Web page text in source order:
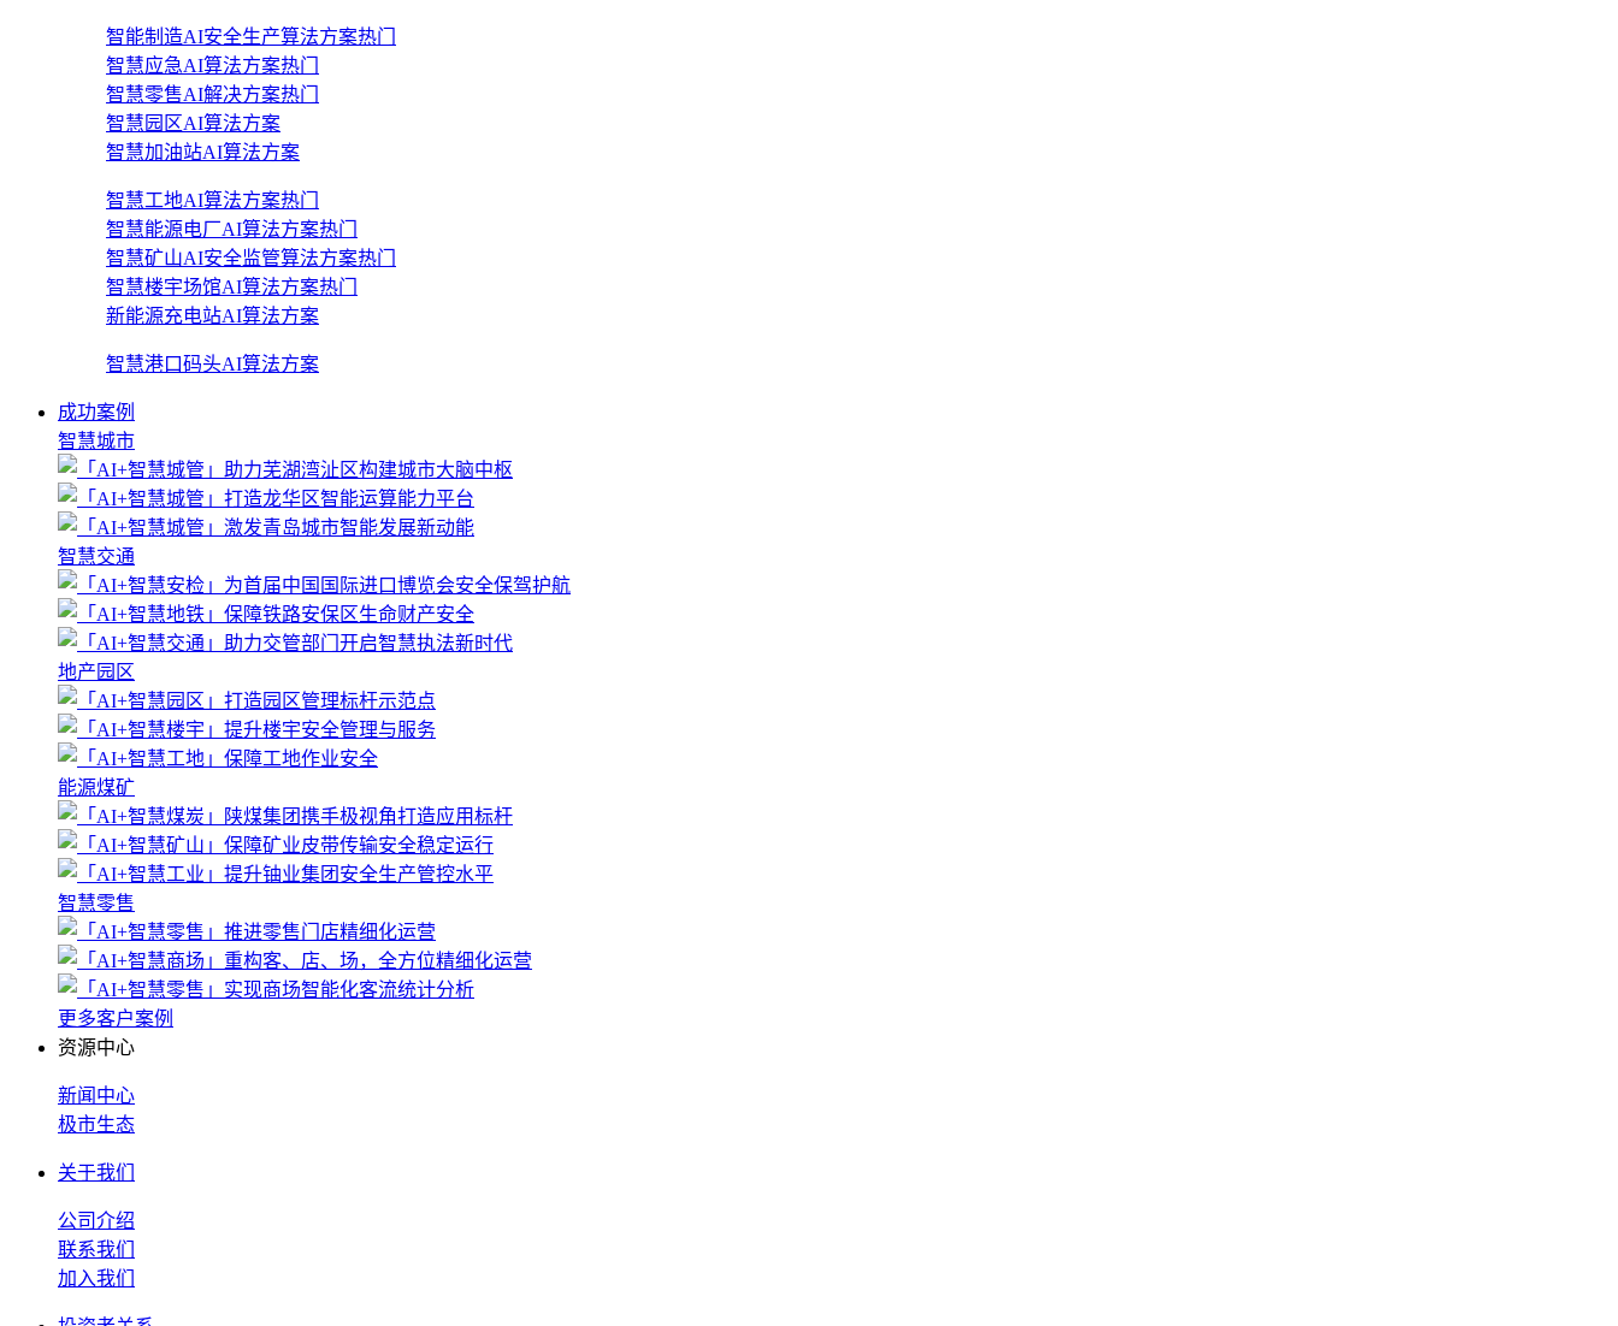
智能制造AI安全生产算法方案热门
智慧应急AI算法方案热门
智慧零售AI解决方案热门
智慧园区AI算法方案
智慧加油站AI算法方案
智慧工地AI算法方案热门
智慧能源电厂AI算法方案热门
智慧矿山AI安全监管算法方案热门
智慧楼宇场馆AI算法方案热门
新能源充电站AI算法方案
智慧港口码头AI算法方案
成功案例
智慧城市
智慧交通
地产园区
能源煤矿
智慧零售
更多客户案例
资源中心
新闻中心
极市生态
关于我们
公司介绍
联系我们
加入我们